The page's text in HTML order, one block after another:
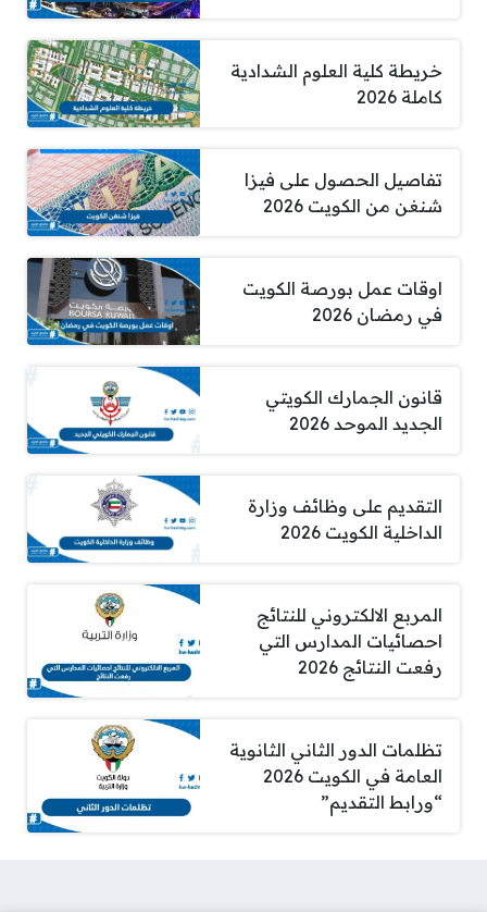
خريطة كلية العلوم الشدادية
كاملة 2026
تفاصيل الحصول على فيزا
شنغن من الكويت 2026
اوقات عمل بورصة الكويت
في رمضان 2026
قانون الجمارك الكويتي
الجديد الموحد 2026
التقديم على وظائف وزارة
الداخلية الكويت 2026
المربع الالكتروني للنتائج
احصائيات المدارس التي
رفعت النتائج 2026
تظلمات الدور الثاني الثانوية
العامة في الكويت 2026
“ورابط التقديم”